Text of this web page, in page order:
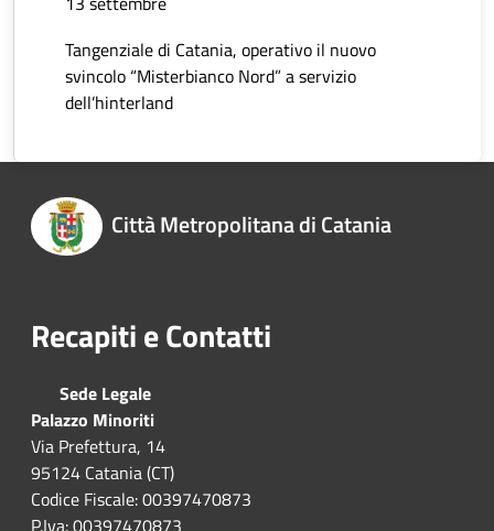
Tangenziale di Catania, operativo il nuovo
svincolo “Misterbianco Nord” a servizio
dell’hinterland
Città Metropolitana di Catania
Recapiti e Contatti
Sede Legale
Palazzo Minoriti
Via Prefettura, 14
95124 Catania (CT)
Codice Fiscale: 00397470873
P.Iva: 00397470873